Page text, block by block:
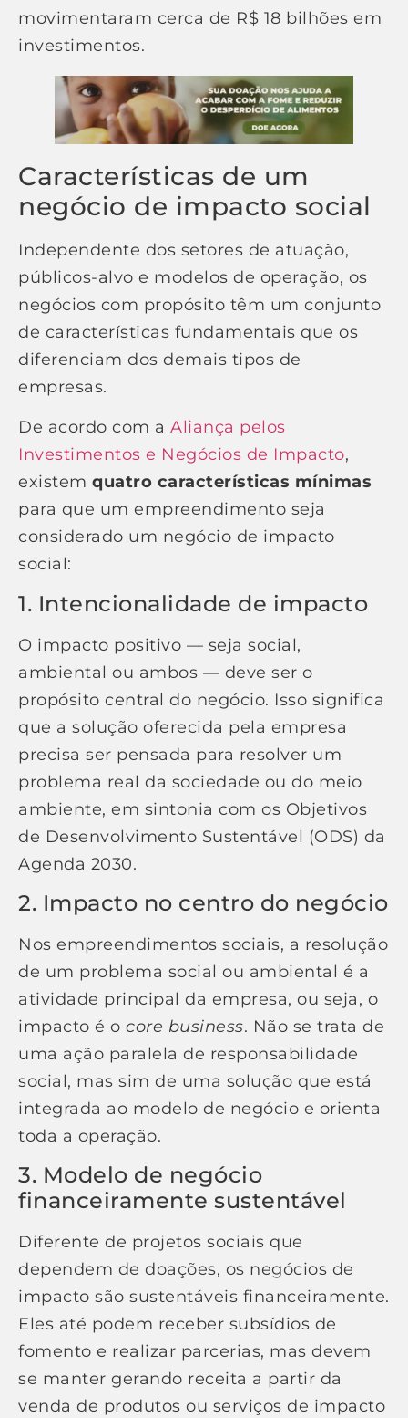
movimentaram cerca de R$ 18 bilhões em
investimentos.
Características de um
negócio de impacto social
Independente dos setores de atuação,
públicos-alvo e modelos de operação, os
negócios com propósito têm um conjunto
de características fundamentais que os
diferenciam dos demais tipos de
empresas.
De acordo com a Aliança pelos
Investimentos e Negócios de Impacto,
existem quatro características mínimas
para que um empreendimento seja
considerado um negócio de impacto
social:
1. Intencionalidade de impacto
O impacto positivo — seja social,
ambiental ou ambos — deve ser o
propósito central do negócio. Isso significa
que a solução oferecida pela empresa
precisa ser pensada para resolver um
problema real da sociedade ou do meio
ambiente, em sintonia com os Objetivos
de Desenvolvimento Sustentável (ODS) da
Agenda 2030.
2. Impacto no centro do negócio
Nos empreendimentos sociais, a resolução
de um problema social ou ambiental é a
atividade principal da empresa, ou seja, o
impacto é o core business. Não se trata de
uma ação paralela de responsabilidade
social, mas sim de uma solução que está
integrada ao modelo de negócio e orienta
toda a operação.
3. Modelo de negócio
financeiramente sustentável
Diferente de projetos sociais que
dependem de doações, os negócios de
impacto são sustentáveis financeiramente.
Eles até podem receber subsídios de
fomento e realizar parcerias, mas devem
se manter gerando receita a partir da
venda de produtos ou serviços de impacto